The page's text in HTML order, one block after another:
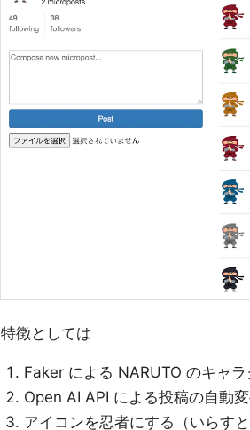
特徴としては
Faker による NARUTO のキャ
Open AI API による投稿の自動
アイコンを忍者にする（いらすと